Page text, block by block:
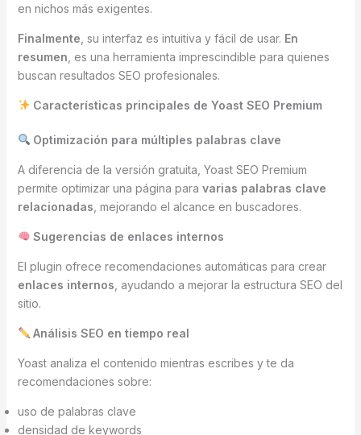
en nichos más exigentes.
Finalmente , su interfaz es intuitiva y fácil de usar. En
resumen , es una herramienta imprescindible para quienes
buscan resultados SEO profesionales.
Características principales de Yoast SEO Premium
Optimización para múltiples palabras clave
A diferencia de la versión gratuita, Yoast SEO Premium
permite optimizar una página para varias palabras clave
relacionadas , mejorando el alcance en buscadores.
Sugerencias de enlaces internos
El plugin ofrece recomendaciones automáticas para crear
enlaces internos , ayudando a mejorar la estructura SEO del
sitio.
Análisis SEO en tiempo real
Yoast analiza el contenido mientras escribes y te da
recomendaciones sobre:
uso de palabras clave
densidad de keywords